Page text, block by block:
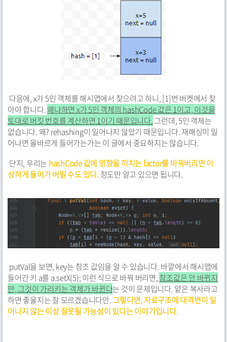
다음에, x가 5인 객체를 해시맵에서 찾으려고 하니, [1]번 버켓에서 찾
아야 합니다.왜냐하면 x가 5인 객체의 hashCode 값은 1이고, 이것을
토대로 버킷 번호를 계산하면 1이기 때문입니다.그런데, 5인 객체는
없습니다. 왜? rehashing이 일어나지 않았기 때문입니다. 재해싱이 일
어나면 올바르게 들어가는가는 이 글에서 중요하지는 않습니다.
단지, 우리는 hashCode 값에 영향을 끼치는 factor를 바꿔버리면 이
상하게 들어가 버릴 수도 있다.정도만 알고 있으면 됩니다.
putVal을 보면, key는 참조 값임을 알 수 있습니다. 바깥에서 해시맵에
들어간 키 a를 a.setX(5); 이런 식으로 바꿔 버리면,참조값은 안 바뀌지
만, 그것이 가리키는 객체가 바뀐다는 것이 문제입니다. 얕은 복사라고
하면 좋을지는 잘 모르겠습니다만.그렇다면, 자료구조에 대격변이 일
어나지 않는 이상 잘못될 가능성이 있다는 이야기입니다.